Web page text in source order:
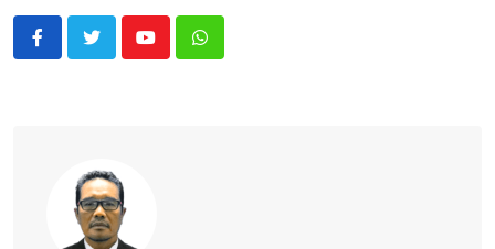
YoutubeWhatsapp